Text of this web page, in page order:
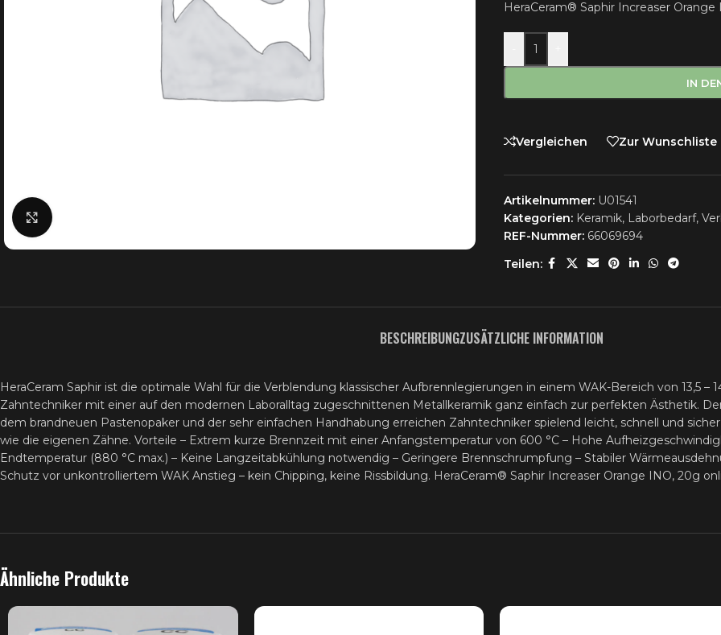
HeraCeram® Saphir Increaser
IN
Vergleichen Zur Wunschliste
Artikelnummer: U01541
Kategorien: Keramik, Laborbedarf,
REF-Nummer: 66069694
Teilen:
BESCHREIBUNGZUSÄTZLICHE INFORMATION
HeraCeram Saphir ist die optimale Wahl für die Verblendung klassischer Aufbrennlegierungen in einem WAK-Bereich von 13,5 –
Zahntechniker mit einer auf den modernen Laboralltag zugeschnittenen Metallkeramik ganz einfach zur perfekten Ästhetik.
dem brandneuen Pastenopaker und der sehr einfachen Handhabung erreichen Zahntechniker spielend leicht, schnell und
wie die eigenen Zähne. Vorteile – Extrem kurze Brennzeit mit einer Anfangstemperatur von 600 °C – Hohe
Endtemperatur (880 °C max.) – Keine Langzeitabkühlung notwendig – Geringere Brennschrumpfung – Stabiler
Schutz vor unkontrolliertem WAK Anstieg – kein Chipping, keine Rissbildung. HeraCeram® Saphir Increaser Orange INO, 20g
Ähnliche Produkte